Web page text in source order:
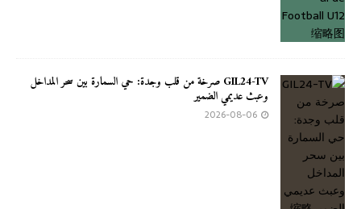
GIL24-TV صرخة من قلب وجدة: حي السمارة بين سحر المداخل
وعبث عديمي الضمير
2026-08-06